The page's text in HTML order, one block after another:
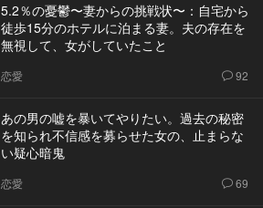
5.2％の憂鬱〜妻からの挑戦状〜：自宅から
徒歩15分のホテルに泊まる妻。夫の存在を
無視して、女がしていたこと
恋愛 92
あの男の嘘を暴いてやりたい。過去の秘密
を知られ不信感を募らせた女の、止まらな
い疑心暗鬼
恋愛 69